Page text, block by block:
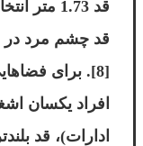
قد چشم مرد در
[8]. برای
افراد یکسان
ادارات)، قد